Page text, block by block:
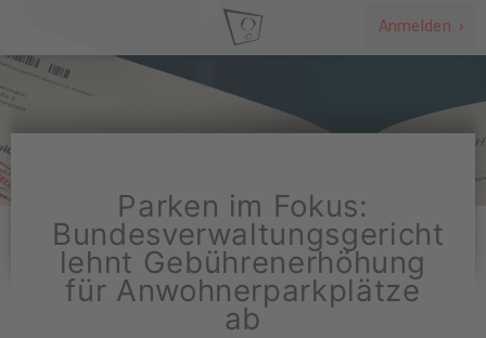
Anmelden ›
Parken im Fokus:
Bundesverwaltungsgericht
lehnt Gebührenerhöhung
für Anwohnerparkplätze
ab